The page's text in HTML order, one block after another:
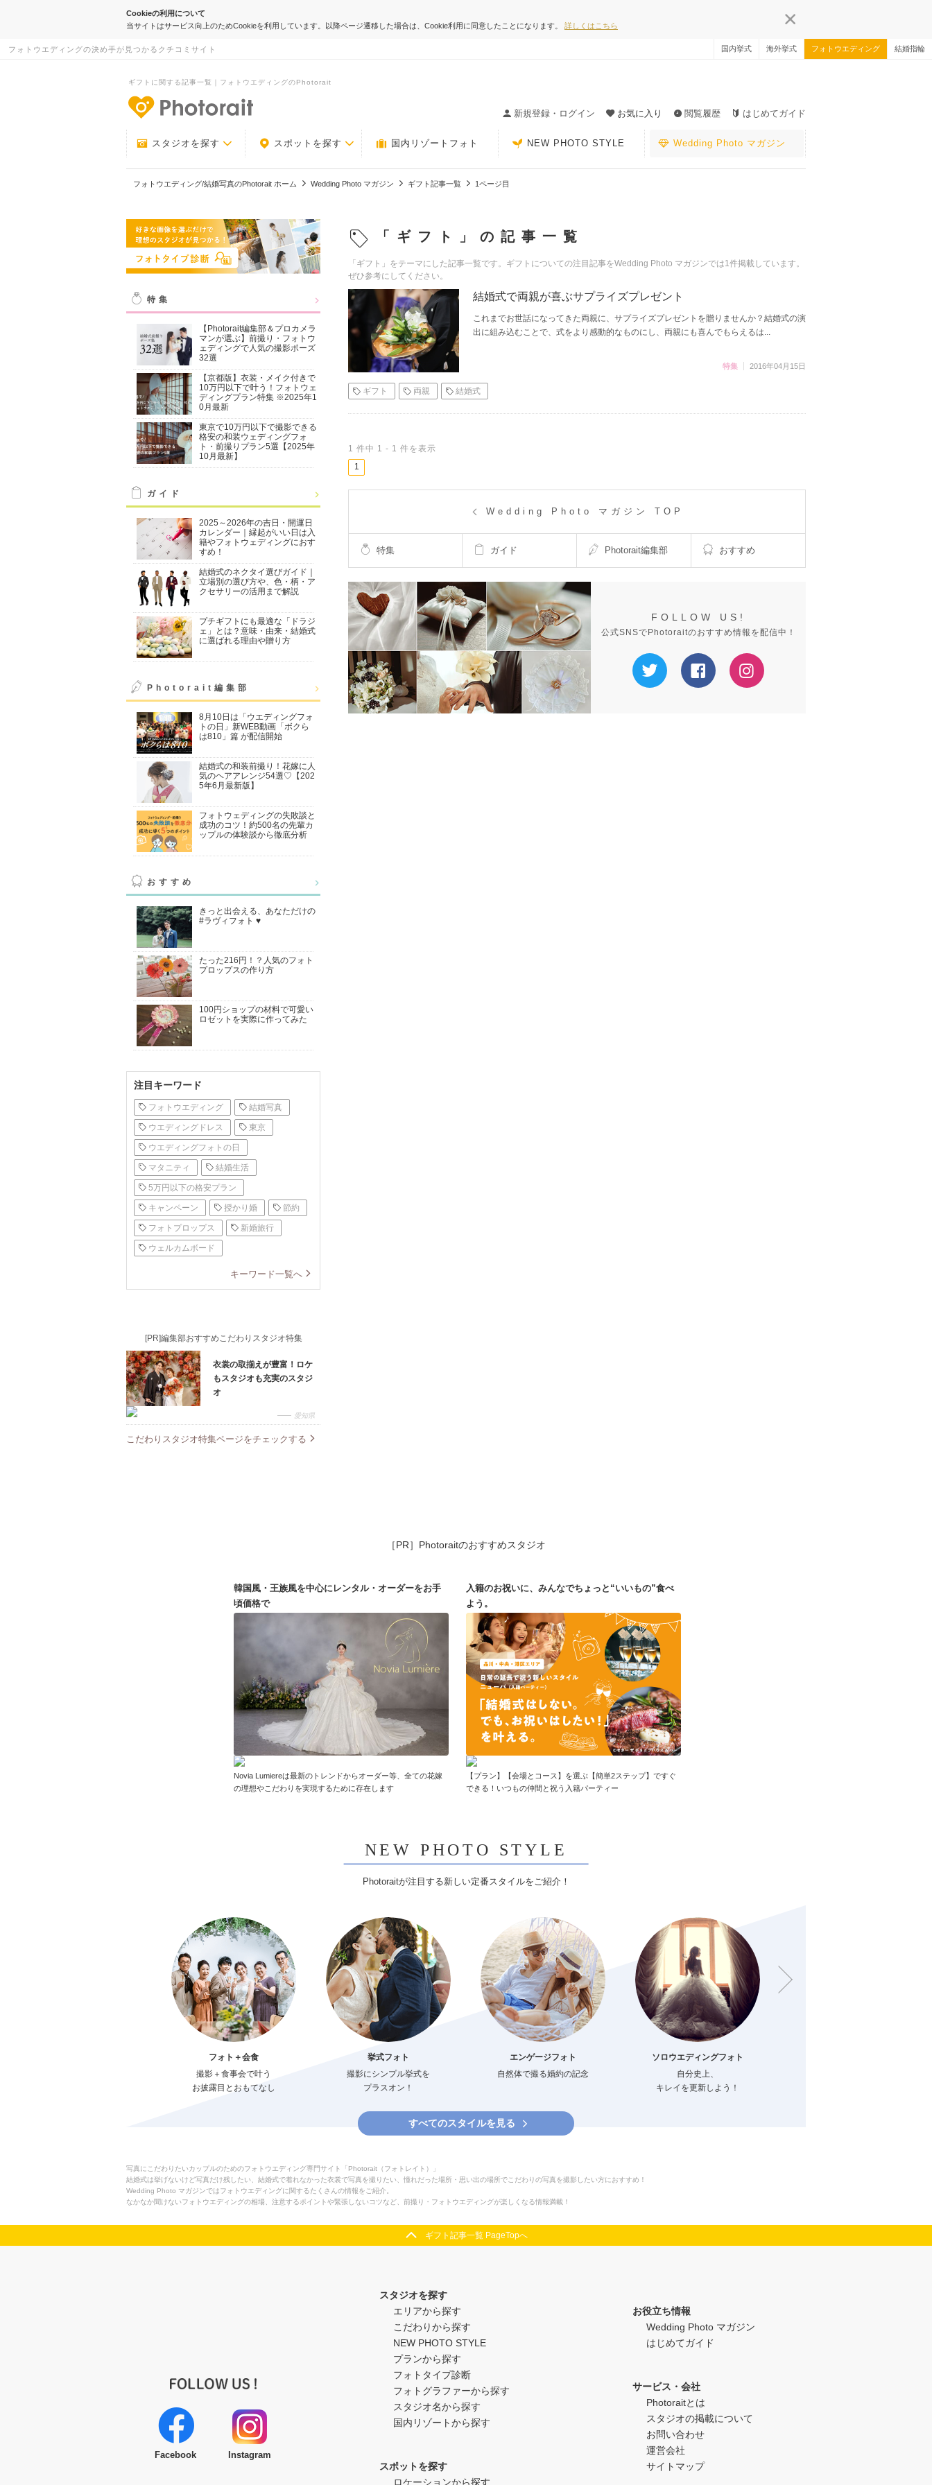
Cookieの利用について
当サイトはサービス向上のためCookieを利用しています。以降ページ遷移した場合は、Cookie利用に同意したことになります。 詳しくはこちら
フォトウエディングの決め手が見つかるクチコミサイト 国内挙式 海外挙式 フォトウエディング 結婚指輪
ギフトに関する記事一覧｜フォトウエディングのPhotorait
新規登録・ログイン
お気に入り 閲覧履歴 はじめてガイド
スタジオを探す スポットを探す 国内リゾートフォト NEW PHOTO STYLE Wedding Photo マガジン
フォトウエディング/結婚写真のPhotorait ホーム Wedding Photo マガジン ギフト記事一覧 1ページ目
特集
【Photorait編集部＆プロカメラ
マンが選ぶ】前撮り・フォトウ
ェディングで人気の撮影ポーズ
32選
【京都版】衣装・メイク付きで
10万円以下で叶う！フォトウェ
ディングプラン特集 ※2025年1
0月最新
東京で10万円以下で撮影できる
格安の和装ウェディングフォ
ト・前撮りプラン5選【2025年
10月最新】
ガイド
2025～2026年の吉日・開運日
カレンダー｜縁起がいい日は入
籍やフォトウェディングにおす
すめ！
結婚式のネクタイ選びガイド｜
立場別の選び方や、色・柄・ア
クセサリーの活用まで解説
プチギフトにも最適な「ドラジ
ェ」とは？意味・由来・結婚式
に選ばれる理由や贈り方
Photorait編集部
8月10日は「ウエディングフォ
トの日」新WEB動画「ボクら
は810」篇 が配信開始
結婚式の和装前撮り！花嫁に人
気のヘアアレンジ54選♡【202
5年6月最新版】
フォトウェディングの失敗談と
成功のコツ！約500名の先輩カ
ップルの体験談から徹底分析
おすすめ
きっと出会える、あなただけの
#ラヴィフォト ♥
たった216円！？人気のフォト
プロップスの作り方
100円ショップの材料で可愛い
ロゼットを実際に作ってみた
注目キーワード
フォトウエディング 結婚写真
ウエディングドレス 東京
ウエディングフォトの日
マタニティ 結婚生活
5万円以下の格安プラン
キャンペーン 授かり婚 節約
フォトプロップス 新婚旅行
ウェルカムボード
キーワード一覧へ
[PR]編集部おすすめこだわりスタジオ特集
衣裳の取揃えが豊富！ロケ
もスタジオも充実のスタジ
オ
愛知県
こだわりスタジオ特集ページをチェックする
「ギフト」の記事一覧
「ギフト」をテーマにした記事一覧です。ギフトについての注目記事をWedding Photo マガジンでは1件掲載しています。
ぜひ参考にしてください。
結婚式で両親が喜ぶサプライズプレゼント
これまでお世話になってきた両親に、サプライズプレゼントを贈りませんか？結婚式の演
出に組み込むことで、式をより感動的なものにし、両親にも喜んでもらえるは...
特集 2016年04月15日
ギフト 両親 結婚式
1 件中 1 - 1 件を表示
1
Wedding Photo マガジン TOP
特集 ガイド Photorait編集部 おすすめ
FOLLOW US!
公式SNSでPhotoraitのおすすめ情報を配信中！
［PR］Photoraitのおすすめスタジオ
韓国風・王族風を中心にレンタル・オーダーをお手
頃価格で
Novia Lumiereは最新のトレンドからオーダー等、全ての花嫁
の理想やこだわりを実現するために存在します
入籍のお祝いに、みんなでちょっと“いいもの”食べ
よう。
【プラン】【会場とコース】を選ぶ【簡単2ステップ】ですぐ
できる！いつもの仲間と祝う入籍パーティー
NEW PHOTO STYLE
Photoraitが注目する新しい定番スタイルをご紹介！
フォト＋会食
撮影＋食事会で叶う
お披露目とおもてなし
挙式フォト
撮影にシンプル挙式を
プラスオン！
エンゲージフォト
自然体で撮る婚約の記念
ソロウエディングフォト
自分史上、
キレイを更新しよう！
すべてのスタイルを見る
写真にこだわりたいカップルのためのフォトウエディング専門サイト「Photorait（フォトレイト）」
結婚式は挙げないけど写真だけ残したい、結婚式で着れなかった衣裳で写真を撮りたい、憧れだった場所・思い出の場所でこだわりの写真を撮影したい方におすすめ！
Wedding Photo マガジンではフォトウエディングに関するたくさんの情報をご紹介。
なかなか聞けないフォトウエディングの相場、注意するポイントや緊張しないコツなど、前撮り・フォトウエディングが楽しくなる情報満載！
ギフト記事一覧 PageTopへ
Facebook Instagram
スタジオを探す
エリアから探す
こだわりから探す
NEW PHOTO STYLE
プランから探す
フォトタイプ診断
フォトグラファーから探す
スタジオ名から探す
国内リゾートから探す
スポットを探す
ロケーションから探す
お役立ち情報
Wedding Photo マガジン
はじめてガイド
サービス・会社
Photoraitとは
スタジオの掲載について
お問い合わせ
運営会社
サイトマップ